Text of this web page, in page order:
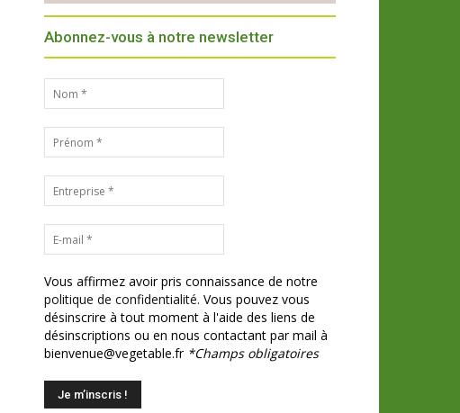
Abonnez-vous à notre newsletter
Vous affirmez avoir pris connaissance de notre
politique de confidentialité. Vous pouvez vous
désinscrire à tout moment à l'aide des liens de
désinscriptions ou en nous contactant par mail à
bienvenue@vegetable.fr *Champs obligatoires